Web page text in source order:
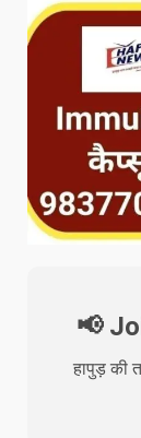
📢
हापुड़ की